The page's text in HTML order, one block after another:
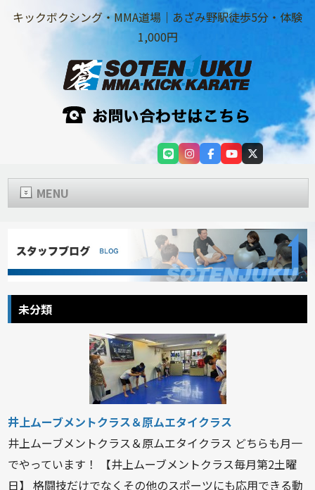
キックボクシング・MMA道場｜あざみ野駅徒歩5分・体験
1,000円
MENU
未分類
井上ムーブメントクラス＆原ムエタイクラス
井上ムーブメントクラス＆原ムエタイクラス どちらも月一
でやっています！ 【井上ムーブメントクラス毎月第2土曜
日】 格闘技だけでなくその他のスポーツにも応用できる動